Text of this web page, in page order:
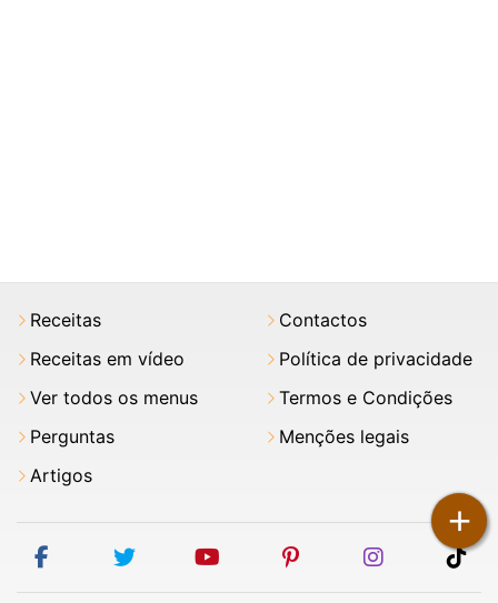
+
Receitas
Receitas em vídeo
Ver todos os menus
Perguntas
Artigos
Contactos
Política de privacidade
Termos e Condições
Menções legais
facebooktwitter youtubepinterestinstagram